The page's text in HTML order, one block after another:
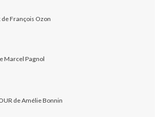
de François Ozon
Marcel Pagnol
de Amélie Bonnin